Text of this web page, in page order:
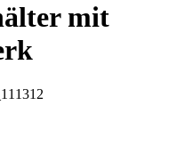
mit